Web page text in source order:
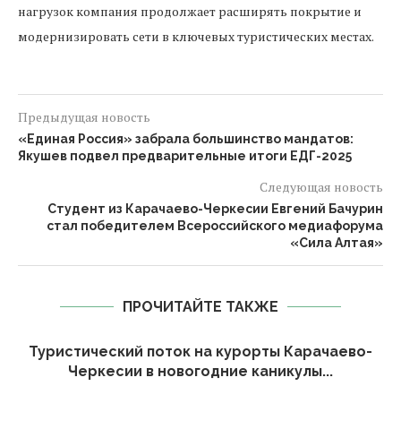
нагрузок компания продолжает расширять покрытие и
модернизировать сети в ключевых туристических местах.
Предыдущая новость
«Единая Россия» забрала большинство мандатов:
Якушев подвел предварительные итоги ЕДГ-2025
Следующая новость
Студент из Карачаево-Черкесии Евгений Бачурин
стал победителем Всероссийского медиафорума
«Сила Алтая»
ПРОЧИТАЙТЕ ТАКЖЕ
Туристический поток на курорты Карачаево-
Черкесии в новогодние каникулы...